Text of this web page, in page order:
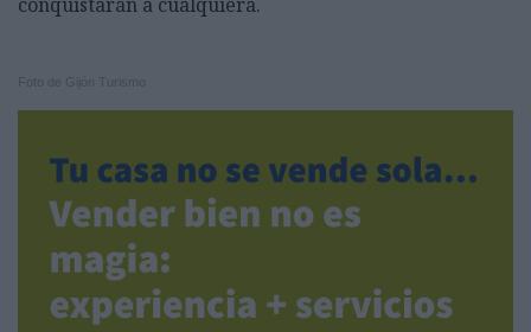
conquistarán a cualquiera.